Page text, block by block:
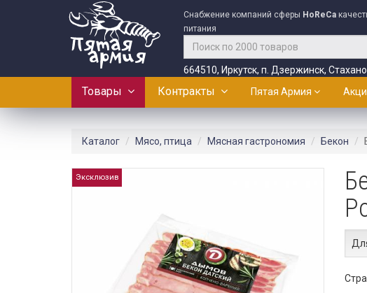
Снабжение компаний сферы HoReCa
питания
664510, Иркутск, п. Дзержинск,
Товары Контракты Пятая Армия
Каталог Мясо, птица Мясная гастрономия Бекон
Эксклюзив